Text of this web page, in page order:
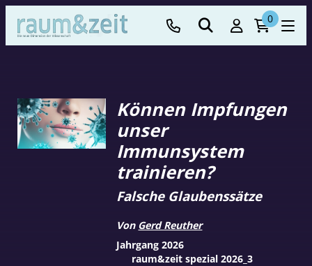
0
Können Impfungen
unser
Immunsystem
trainieren?
Falsche Glaubenssätze
Von Gerd Reuther
Jahrgang 2026
raum&zeit spezial 2026_3